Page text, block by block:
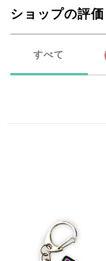
ショップの評価
すべて